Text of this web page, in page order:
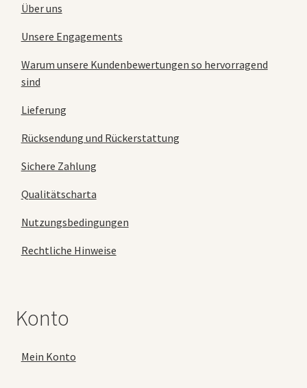
Über uns
Unsere Engagements
Warum unsere Kundenbewertungen so hervorragend
sind
Lieferung
Rücksendung und Rückerstattung
Sichere Zahlung
Qualitätscharta
Nutzungsbedingungen
Rechtliche Hinweise
Konto
Mein Konto